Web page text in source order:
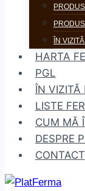
ÎN
HARTA
PGL
ÎN VIZITĂ
LISTE
CUM MĂ
DESPRE
CONTACT